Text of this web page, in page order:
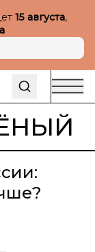
15 августа,